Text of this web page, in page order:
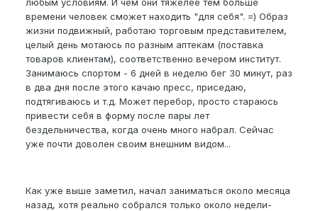
времени человек сможет находить "для себя". =) Образ
жизни подвижный, работаю торговым представителем,
целый день мотаюсь по разным аптекам (поставка
товаров клиентам), соответственно вечером институт.
Занимаюсь спортом - 6 дней в неделю бег 30 минут, раз
в два дня после этого качаю пресс, приседаю,
подтягиваюсь и т.д. Может перебор, просто стараюсь
привести себя в форму после пары лет
бездельничества, когда очень много набрал. Сейчас
уже почти доволен своим внешним видом...
Как уже выше заметил, начал заниматься около месяца
назад, хотя реально собрался только около недели-